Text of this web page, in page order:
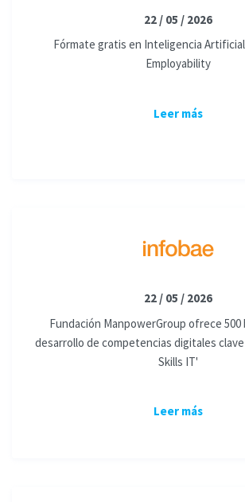
22 / 05 / 2026
Fórmate gratis en Inteligencia
Employability
Leer más
22 / 05 / 2026
Fundación ManpowerGroup ofrece 500
desarrollo de competencias digitales
Skills IT'
Leer más